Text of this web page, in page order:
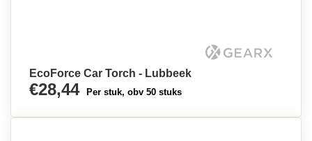
EcoForce Car Torch - Lubbeek
€28,44 Per stuk, obv 50 stuks